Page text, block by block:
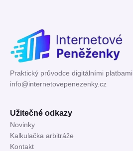
Praktický průvodce digitálními platbami.
info@internetovepenezenky.cz
Užitečné odkazy
Novinky
Kalkulačka arbitráže
Kontakt